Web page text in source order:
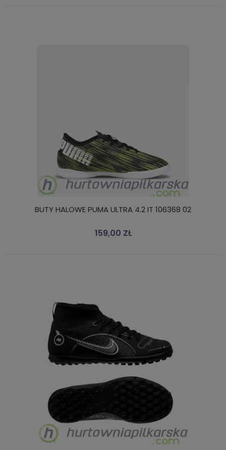
BUTY HALOWE PUMA ULTRA 4.2 IT 106368 02
159,00 ZŁ